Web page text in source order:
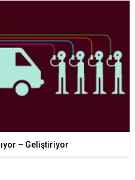
– Geliştiriyor